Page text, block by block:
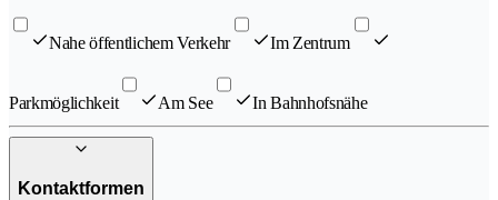
Nahe öffentlichem Verkehr Im Zentrum
Parkmöglichkeit Am See In Bahnhofsnähe
Kontaktformen